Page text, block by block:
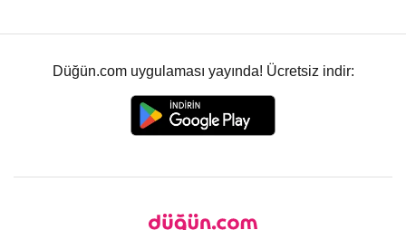
Düğün.com uygulaması yayında! Ücretsiz indir: